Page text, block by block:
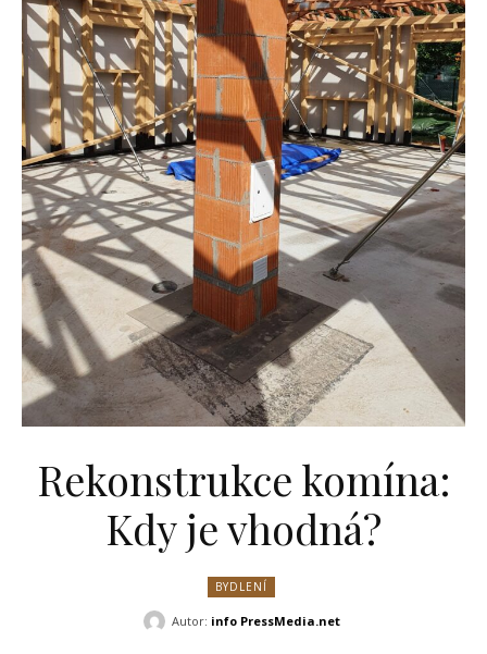
Rekonstrukce komína:
Kdy je vhodná?
BYDLENÍ
Autor: info PressMedia.net